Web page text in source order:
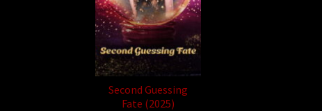
Second Guessing
Fate (2025)